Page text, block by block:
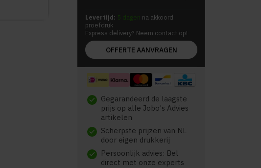
Levertijd: 5 dagen na akkoord
proefdruk
Express delivery? Neem contact op!
OFFERTE AANVRAGEN
check Gegarandeerd de laagste
prijs op alle Jobo's Advies
artikelen
check Scherpste prijzen van NL
door eigen drukkerij
check
Persoonlijk advies: Bel
direct met onze experts